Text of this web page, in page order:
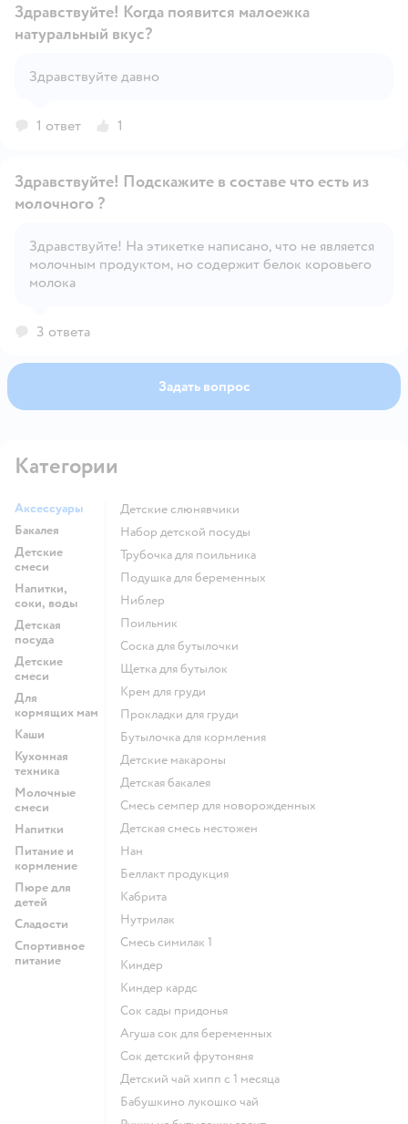
Здравствуйте! Когда появится малоежка
натуральный вкус?
Здравствуйте давно
1 ответ 1
Открыть вопрос
Здравствуйте! Подскажите в составе что есть из
молочного ?
Здравствуйте! На этикетке написано, что не является
молочным продуктом, но содержит белок коровьего
молока
3 ответа
Задать вопрос
Категории
Аксессуары
Бакалея
Детские
смеси
Напитки,
соки, воды
Детская
посуда
Детские
смеси
Для
кормящих мам
Каши
Кухонная
техника
Молочные
смеси
Напитки
Питание и
кормление
Пюре для
детей
Сладости
Спортивное
питание
Детские слюнявчики
набор детской посуды
трубочка для поильника
подушка для беременных
ниблер
поильник
соска для бутылочки
щетка для бутылок
крем для груди
прокладки для груди
бутылочка для кормления
детские макароны
детская бакалея
смесь семпер для новорожденных
детская смесь нестожен
нан
беллакт продукция
кабрита
нутрилак
смесь симилак 1
киндер
киндер кардс
сок сады придонья
агуша сок для беременных
сок детский фрутоняня
детский чай хипп с 1 месяца
бабушкино лукошко чай